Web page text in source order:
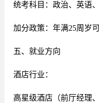
统考科目：政治、英语
加分政策：年满25周岁可
五、就业方向
酒店行业：
高星级酒店（前厅经理